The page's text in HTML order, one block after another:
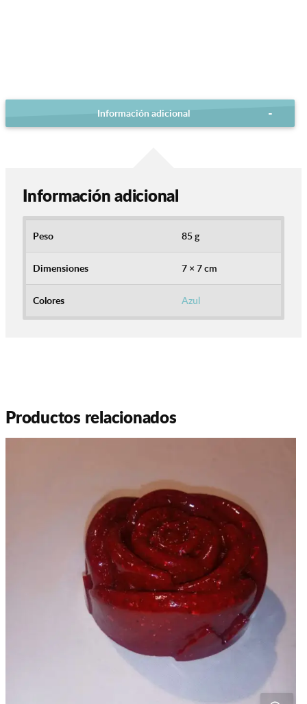
Información adicional
Información adicional
Peso 85 g
Dimensiones 7 × 7 cm
Colores Azul
Productos relacionados